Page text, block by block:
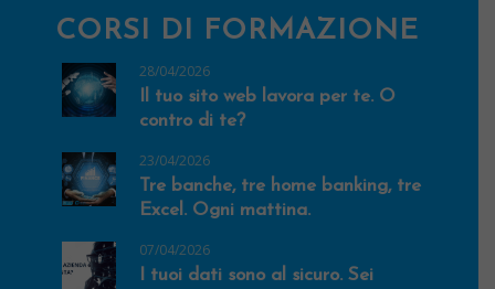
CORSI DI FORMAZIONE
28/04/2026
Il tuo sito web lavora per te. O
contro di te?
23/04/2026
Tre banche, tre home banking, tre
Excel. Ogni mattina.
07/04/2026
I tuoi dati sono al sicuro. Sei